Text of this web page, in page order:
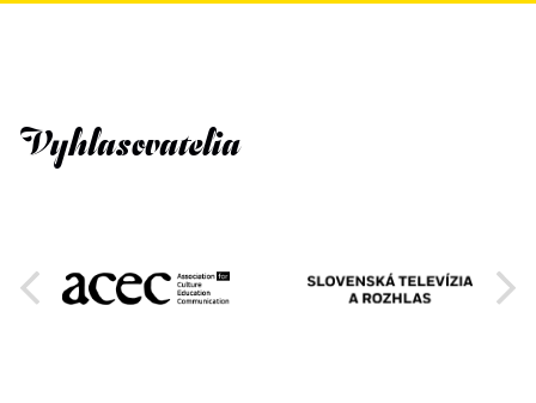
Vyhlasovatelia